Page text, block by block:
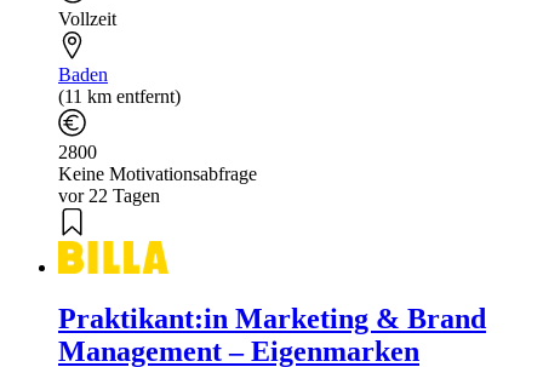
Vollzeit
Baden
(11 km entfernt)
2800
Keine Motivationsabfrage
vor 22 Tagen
Praktikant:in Marketing & Brand
Management – Eigenmarken